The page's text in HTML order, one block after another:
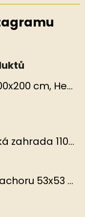
Kašmírový pléd Květiny 100x200 cm, Hedvábný svět
Hedvábný šátek Japonská zahrada 110x110 cm v dárkovém balení, HEDVÁBNÝ SVĚT
Hedvábný šátek Květy hrachoru 53x53 cm v dárkovém balení, HEDVÁBNÝ SVĚT